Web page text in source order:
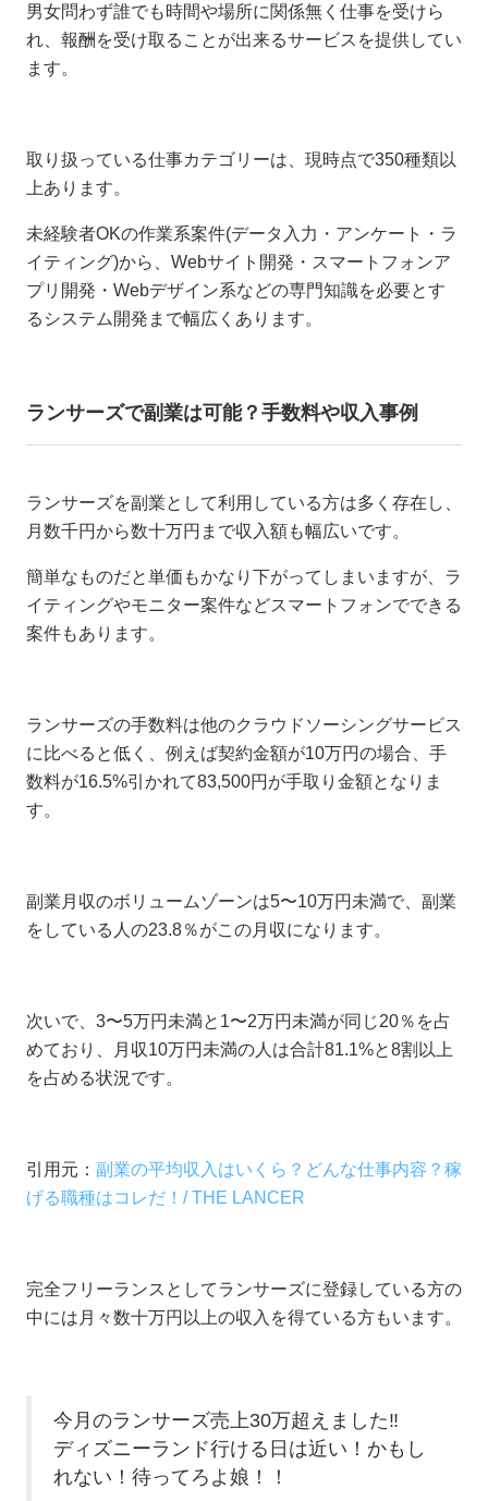
男女問わず誰でも時間や場所に関係無く仕事を受けら
れ、報酬を受け取ることが出来るサービスを提供してい
ます。
取り扱っている仕事カテゴリーは、現時点で350種類以
上あります。
未経験者OKの作業系案件(データ入力・アンケート・ラ
イティング)から、Webサイト開発・スマートフォンア
プリ開発・Webデザイン系などの専門知識を必要とす
るシステム開発まで幅広くあります。
ランサーズで副業は可能？手数料や収入事例
ランサーズを副業として利用している方は多く存在し、
月数千円から数十万円まで収入額も幅広いです。
簡単なものだと単価もかなり下がってしまいますが、ラ
イティングやモニター案件などスマートフォンでできる
案件もあります。
ランサーズの手数料は他のクラウドソーシングサービス
に比べると低く、例えば契約金額が10万円の場合、手
数料が16.5%引かれて83,500円が手取り金額となりま
す。
副業月収のボリュームゾーンは5〜10万円未満で、副業
をしている人の23.8％がこの月収になります。
次いで、3〜5万円未満と1〜2万円未満が同じ20％を占
めており、月収10万円未満の人は合計81.1%と8割以上
を占める状況です。
引用元： 副業の平均収入はいくら？どんな仕事内容？稼
げる職種はコレだ！/ THE LANCER
完全フリーランスとしてランサーズに登録している方の
中には月々数十万円以上の収入を得ている方もいます。
今月のランサーズ売上30万超えました‼️
ディズニーランド行ける日は近い！かもし
れない！待ってろよ娘！！